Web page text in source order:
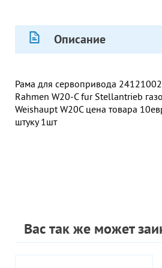
Описание
Рама для сервопривода
Rahmen W20-C fur Stellantrieb
Weishaupt W20C цена товара
штуку 1шт
Вас так же может